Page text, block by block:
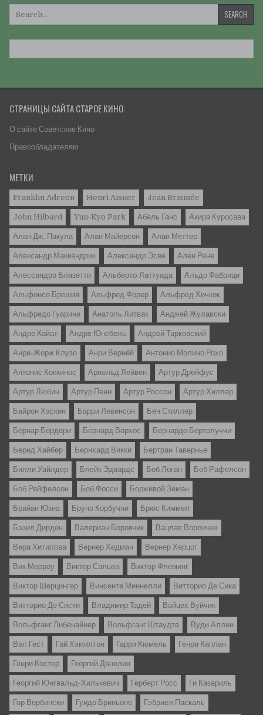
СТРАНИЦЫ САЙТА СТАРОЕ КИНО:
О сайте Советское Кино
Правообладателям
МЕТКИ
Franklin Adreon Henri Aisner Jean Brismée
John Hilbard Yun-Kyo Park Абель Ганс Акира Куросава
Алан Дж. Пакула Алан Майерсон Алан Меттер
Александр Маккендрик Александр Эсве Ален Рене
Алессандро Блазетти Альбертo Латтуада Альдо Фабрици
Альфонсо Брешия Альфред Форер Альфред Хичкок
Альфредо Гуарини Анатоль Литвак Анджей Жулавски
Андре Кайат Андре Юнебель Андрей Тарковский
Анри-Жорж Клузо Анри Вернёй Антонио Молино Рохо
Антонис Коккинос Арнольд Лейвен Артур Дрейфус
Артур Любин Артур Пенн Артур Россон Артур Хиллер
Байрон Хэскин Барри Левинсон Бен Стиллер
Бернар Бордери Бернард Ворхос Бернардо Бертолуччи
Бернд Хайбер Бернхард Викки Бертран Тавернье
Билли Уайлдер Блейк Эдвардс Боб Логан Боб Рафелсон
Боб Рейфелсон Боб Фосси Борживой Земан
Брайан Юзна Бруно Корбуччи Брюс Киммел
Бэзил Дирден Валериан Боровчик Вацлав Ворличек
Вера Хитилова Вернер Хедман Вернер Херцог
Вик Морроу Виктор Сальва Виктор Флеминг
Виктор Шерцингер Винсенте Миннелли Витторио Де Сика
Витторио Де Систи Владимир Тадей Войцех Вуйчик
Вольфганг Либенайнер Вольфганг Штаудте Вуди Аллен
Вэл Гест Гай Хэмилтон Гарри Кюмель Генри Каплан
Генри Костер Георгий Данелия
Георгий Юнгвальд-Хилькевич Герберт Росс Ги Казариль
Гор Вербински Гуидо Бриньоне Гэбриел Паскаль